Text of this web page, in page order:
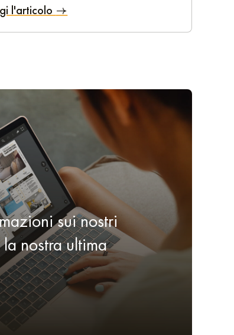
avveniristico.
l'articolo
sui nostri
nostra ultima